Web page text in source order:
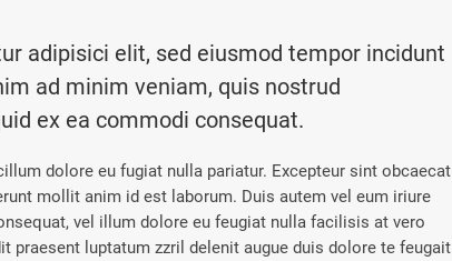
adipisici elit, sed eiusmod tempor incidunt
ad minim veniam, quis nostrud
ex ea commodi consequat.
dolore eu fugiat nulla pariatur. Excepteur sint obcaecat
mollit anim id est laborum. Duis autem vel eum iriure
vel illum dolore eu feugiat nulla facilisis at vero
luptatum zzril delenit augue duis dolore te feugait